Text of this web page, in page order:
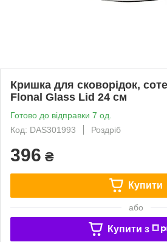
Кришка для сковорідок,
Flonal Glass Lid 24 см
Готово до відправки 7 од.
Код: DAS301993
Роздріб
396 ₴
Купити
або
Купити з